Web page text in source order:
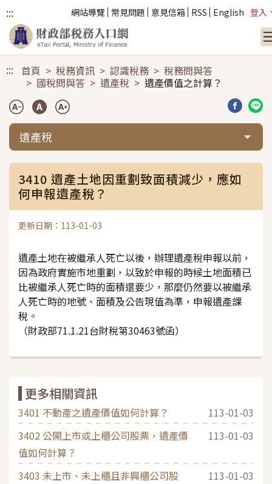
::: 網站導覽 常見問題 意見信箱 RSS English 登入
::: 首頁 稅務資訊 認識稅務
稅務問與答
國稅問與答
遺產稅 遺產價值之計算？
分享到
分
遺產稅
3410 遺產土地因重劃致面積減少，應如
何申報遺產稅？
更新日期：113-01-03
遺產土地在被繼承人死亡以後，辦理遺產稅申報以前，
因為政府實施市地重劃，以致於申報的時候土地面積已
比被繼承人死亡時的面積還要少，那麼仍然要以被繼承
人死亡時的地號、面積及公告現值為準，申報遺產課
稅。
（財政部71.1.21台財稅第30463號函）
更多相關資訊
3401 不動產之遺產價值如何計算？
113-01-03
3402 公開上市或上櫃公司股票，遺產價
值如何計算？
113-01-03
3403 未上市、未上櫃且非興櫃公司股
113-01-03